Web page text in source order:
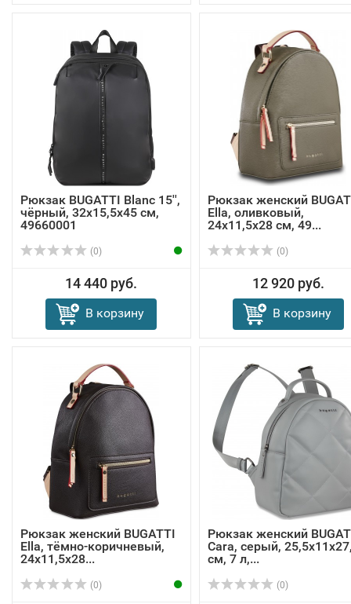
Рюкзак BUGATTI Blanc 15'',
чёрный, 32х15,5х45 см,
49660001
(0)
14 440 руб.
В корзину
Рюкзак женский
Ella, оливковый,
24х11,5х28 см, 49...
(0)
12 920 руб.
В корзину
Рюкзак женский BUGATTI
Ella, тёмно-коричневый,
24х11,5х28...
(0)
Рюкзак женский
Cara, серый,
см, 7 л,...
(0)